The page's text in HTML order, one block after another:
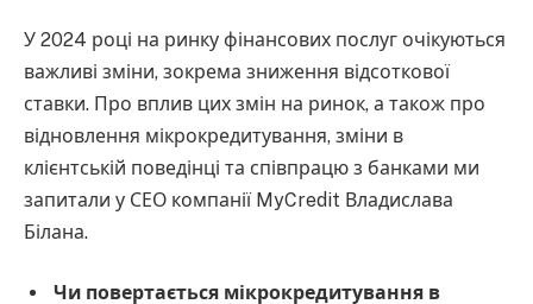
У 2024 році на ринку фінансових послуг очікуються
важливі зміни, зокрема зниження відсоткової
ставки. Про вплив цих змін на ринок, а також про
відновлення мікрокредитування, зміни в
клієнтській поведінці та співпрацю з банками ми
запитали у СЕО компанії MyCredit Владислава
Білана.
Чи повертається мікрокредитування в